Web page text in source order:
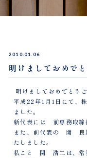
2010.01.06
明けましておめで
明けましておめでとうご
平成22年1月1日にて、
ました。
新代表には 前専務取
また、前代表の 関 良
たしました。
私こと 関 浩二は、常